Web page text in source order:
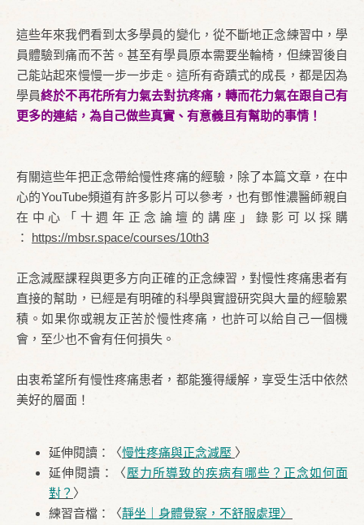
這些年來我們看到太多學員的變化，從不斷地正念練習中，學
員體驗到痛而不苦。甚至有學員原本需要坐輪椅，但練習後自
己能站起來慢慢一步一步走。這所有奇蹟式的成長，都是因為
學員終於不再花所有力氣去對抗疼痛，轉而花力氣在跟自己有
更多的連結，為自己做些真實、有意義且有幫助的事情！
有關這些年把正念帶給慢性疼痛的經驗，除了本篇文章，在中
心的YouTube頻道有許多影片可以參考，也有鄧惟濃醫師親自
在中心「十週年正念論壇的講座」錄影可以採購
： https://mbsr.space/courses/10th3
正念減壓課程與更多方向正確的正念練習，對慢性疼痛患者有
直接的幫助，已經是有明確的科學與實證研究與大量的經驗累
積。如果你或親友正苦於慢性疼痛，也許可以給自己一個機
會，至少也不會有任何損失。
由衷希望所有慢性疼痛患者，都能獲得緩解，享受生活中依然
美好的層面！
延伸閱讀：〈慢性疼痛與正念減壓 〉
延伸閱讀：〈壓力所導致的疾病有哪些？正念如何面
對？ 〉
練習音檔：〈靜坐｜身體覺察，不舒服處理〉